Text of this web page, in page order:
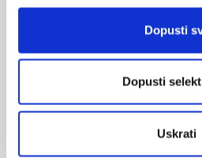
Dopusti
Dopusti
Uskrati
Nesteroidni antireumatici i
POREMEĆAJI PROBAVE